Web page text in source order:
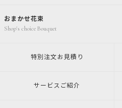
おまかせ花束
Shop's choice Bouquet
特別注文 お見積り
サービスご紹介